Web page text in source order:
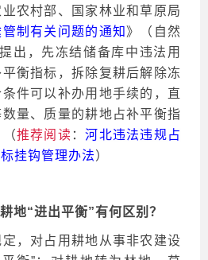
农村部、国家林业和草原局
制有关问题的通知 》（自然
出，先冻结储备库中违法用
衡指标，拆除复耕后解除冻
件可以补办用地手续的，直
量、质量的耕地占补平衡指
推荐阅读 ：河北违法违规占
挂钩管理办法）
地“进出平衡”有何区别？
，对占用耕地从事非农建设